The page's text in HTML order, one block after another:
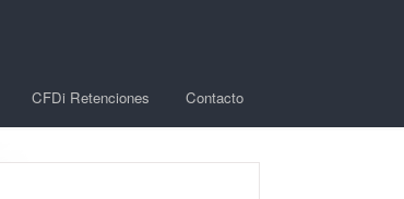
CFDi Retenciones Contacto